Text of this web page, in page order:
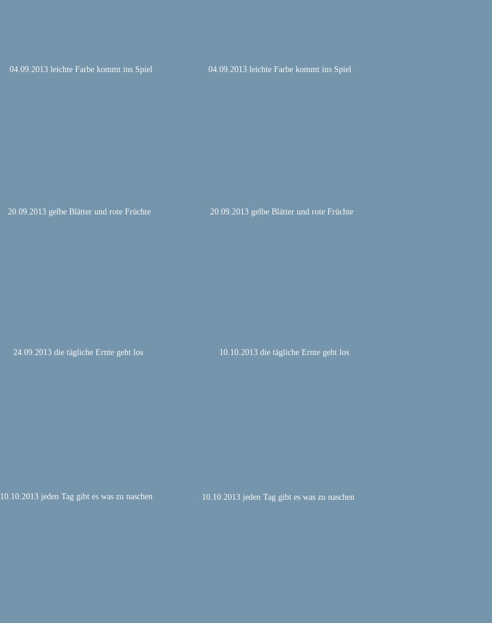
04.09.2013 leichte Farbe kommt ins Spiel 04.09.2013 leichte Farbe kommt ins Spiel
20.09.2013 gelbe Blätter und rote Früchte 20.09.2013 gelbe Blätter und rote Früchte
24.09.2013 die tägliche Ernte geht los 10.10.2013 die tägliche Ernte geht los
10.10.2013 jeden Tag gibt es was zu naschen 10.10.2013 jeden Tag gibt es was zu naschen